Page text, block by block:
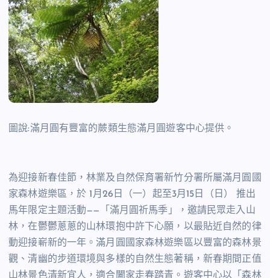
圖說:滿月圓有豐富的蕨類生態滿月圓遊客中心提供。
為迎接新春佳節，林業及自然保育署新竹分署所屬滿月圓國
家森林遊樂區，於 1 月 26 日（一）起至3月 15 日（日） 推出
馬年限定主題活動—— 「滿月圓祈馬季」，邀請民眾走入山
林，在鬱鬱蔥蔥的山林環抱中許下心願，以最貼近自然的律
動迎接嶄新的一年。滿月圓國家森林遊樂區以豐富的森林景
觀、清幽的步道環境與多樣的自然生態著稱，新春期間正值
山林景色清新宜人，適合闔家走春踏青。遊客中心以「森林